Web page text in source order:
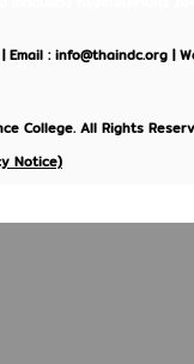
Email : info@thaindc.org |
College. All Rights
Notice)